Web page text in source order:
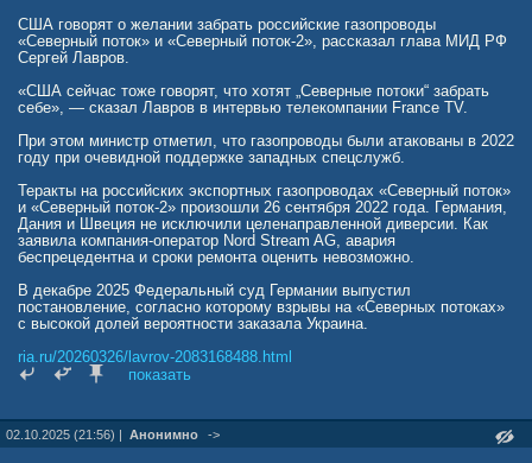
США говорят о желании забрать российские газопроводы
«Северный поток» и «Северный поток-2», рассказал глава МИД РФ
Сергей Лавров.
«США сейчас тоже говорят, что хотят „Северные потоки“ забрать
себе», — сказал Лавров в интервью телекомпании France TV.
При этом министр отметил, что газопроводы были атакованы в 2022
году при очевидной поддержке западных спецслужб.
Теракты на российских экспортных газопроводах «Северный поток»
и «Северный поток-2» произошли 26 сентября 2022 года. Германия,
Дания и Швеция не исключили целенаправленной диверсии. Как
заявила компания-оператор Nord Stream AG, авария
беспрецедентна и сроки ремонта оценить невозможно.
В декабре 2025 Федеральный суд Германии выпустил
постановление, согласно которому взрывы на «Северных потоках»
с высокой долей вероятности заказала Украина.
ria.ru/20260326/lavrov-2083168488.html
показать
02.10.2025 (21:56) | Анонимно ->